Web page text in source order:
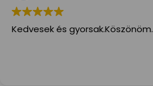
Kedvesek és gyorsak.Köszönöm.